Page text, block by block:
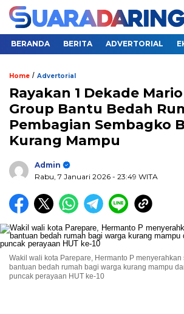
BERANDA BERITA ADVERTORIAL
Home / Advertorial
Rayakan 1 Dekade
Group Bantu Bedah
Pembagian Sembagko
Kurang Mampu
Admin
Rabu, 7 Januari 2026 - 23:49 WITA
Wakil wali kota Parepare, Hermanto P
bantuan bedah rumah bagi warga kurang mampu
puncak perayaan HUT ke-10